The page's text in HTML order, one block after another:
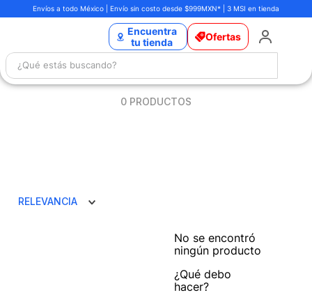
Envíos a todo México | Envío sin costo desde $999MXN* | 3 MSI en tienda
Encuentra
tu tienda
Ofertas
0 PRODUCTOS
RELEVANCIA
No se encontró
ningún producto
¿Qué debo
hacer?